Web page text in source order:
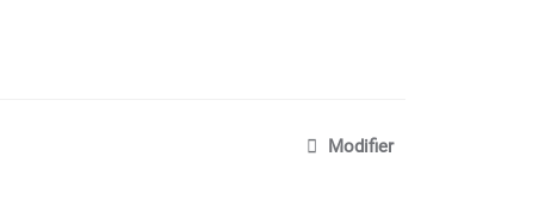
Modifier